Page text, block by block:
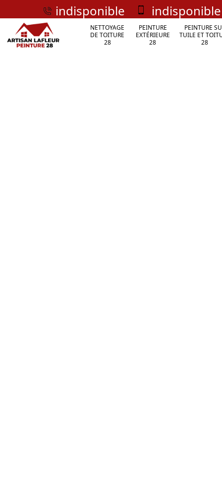
indisponible indisponible
NETTOYAGE
DE TOITURE
28
PEINTURE
EXTÉRIEURE
28
PEINTURE
TUILE ET
28